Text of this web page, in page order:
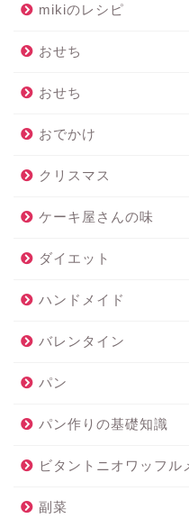
mikiのレシピ
おせち
おせち
おでかけ
クリスマス
ケーキ屋さんの味
ダイエット
ハンドメイド
バレンタイン
パン
パン作りの基礎知識
ビタントニオワッフル
副菜